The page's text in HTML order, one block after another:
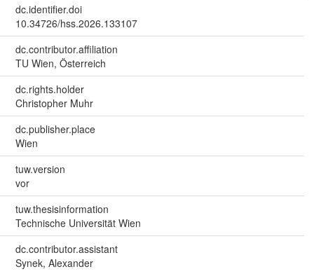
dc.identifier.doi
10.34726/hss.2026.133107
dc.contributor.affiliation
TU Wien, Österreich
dc.rights.holder
Christopher Muhr
dc.publisher.place
Wien
tuw.version
vor
tuw.thesisinformation
Technische Universität Wien
dc.contributor.assistant
Synek, Alexander